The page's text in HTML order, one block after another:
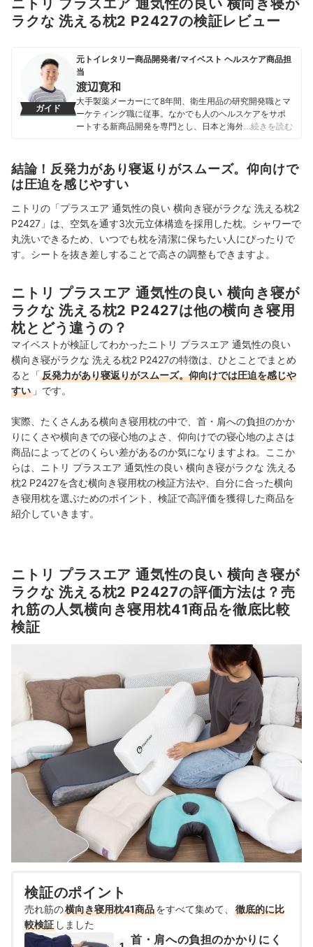
ニトリ プラスエア 通気性の良い 横向き寝が
ラクな 洗える枕2 P2427の検証レビュー
ガイド
元トイレタリー商品開発者/マイベスト ヘルスケア商品担
当
渡辺寛和
大手製薬メーカーにて8年間、衛生用品の研究開発職とマ
ーケティング職に従事。なかでも人のヘルスケアをサポ
ートする新商品開発を専門とし、日本と海外を合わせて
品全般の比較検証を担当。「ユーザーが知りたいことを
適切な検証に基づきわかりやすく提供する」をモットー
に、日々の業務に取り組んでいる。
渡辺寛和のプロフィール
…続きを読む
結論！反発力があり寝返りがスムーズ。仰向けで
は圧迫を感じやすい
ニトリの「プラスエア 通気性の良い 横向き寝がラクな 洗える枕2
P2427」は、空気を通す3次元立体構造を採用した枕。シャワーで
丸洗いできるため、いつでも枕を清潔に保ちたい人にぴったりで
す。シートを抜き差しすることで高さの調整もできますよ。
ニトリ プラスエア 通気性の良い 横向き寝が
ラクな 洗える枕2 P2427は他の横向き寝用
枕とどう違うの？
マイベストが検証してわかったニトリ プラスエア 通気性の良い
横向き寝がラクな 洗える枕2 P2427の特徴は、ひとことでまとめ
ると「反発力があり寝返りがスムーズ。仰向けでは圧迫を感じや
すい 」です。
実際、たくさんある横向き寝用枕の中で、首・肩への負担のかか
りにくさや横向きでの寝心地のよさ、仰向けでの寝心地のよさは
商品によってどのくらい差があるのか気になりますよね。ここか
らは、ニトリ プラスエア 通気性の良い 横向き寝がラクな 洗える
枕2 P2427を含む横向き寝用枕の検証方法や、自分に合った横向
き寝用枕を選ぶためのポイント、検証で高評価を獲得した商品を
紹介していきます。
ニトリ プラスエア 通気性の良い 横向き寝が
ラクな 洗える枕2 P2427の評価方法は？売
れ筋の人気横向き寝用枕41商品を徹底比較
検証
検証のポイント
売れ筋の横向き寝用枕41商品をすべて集めて、
徹底的に比
較検証 しました
首・肩への負担のかかりにく